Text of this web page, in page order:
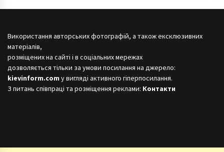
Використання авторських фотографій, а також ексклюзивних
матеріалів,
розміщених на сайті і в соціальних мережах
дозволяється тільки за умови посилання на джерело:
kievinform.com у вигляді активного гіперпосилання.
З питань співпраці та розміщення реклами: Контакти